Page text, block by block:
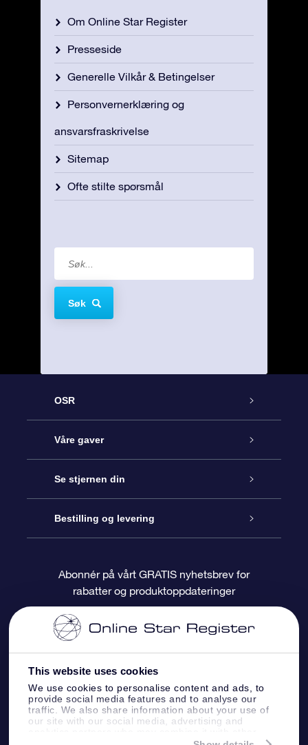
This website uses cookies
We use cookies to personalise content and ads, to
provide social media features and to analyse our
traffic. We also share information about your use of
our site with our social media, advertising and
information that you’ve provided to them or that
Om Online Star Register
Presseside
Generelle Vilkår & Betingelser
Personvernerklæring og
ansvarsfraskrivelse
Sitemap
Ofte stilte spørsmål
Søk
OSR
Kundeservice
Kontakt oss
Bloggen
Anmeldelser
Våre gaver
Online Stjernegave
OSR Gavepakke
OSR-gavekortet
Bedriftsgaver
Se stjernen din
Star Register
Pesontilpasset stjerneside
One Million Stars
OSR Starsaver
Fly me to the Stars VR-app
Bestilling og levering
Betalingsinformasjon
Fraktinformasjon
Returpolicy
Stjernebildene
Abonnér på vårt GRATIS nyhetsbrev for
rabatter og produktoppdateringer